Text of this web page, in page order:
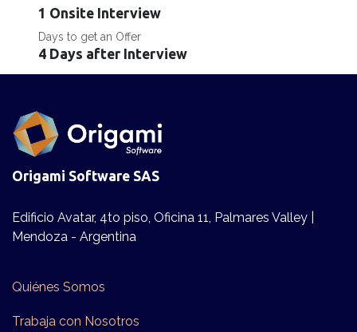
1 Onsite Interview
Days to get an Offer
4 Days after Interview
Origami Software SAS
Edificio Avatar, 4to piso, Oficina 11, Palmares Valley |
Mendoza - Argentina
Quiénes Somos
Trabaja con Nosotros